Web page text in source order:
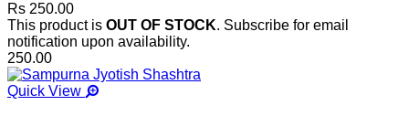
Rs 250.00
This product is OUT OF STOCK. Subscribe for email
notification upon availability.
250.00
Quick View